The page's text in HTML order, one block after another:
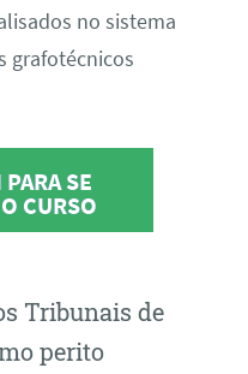
no sistema
grafotécnicos
SE
CURSO
Tribunais de
perito